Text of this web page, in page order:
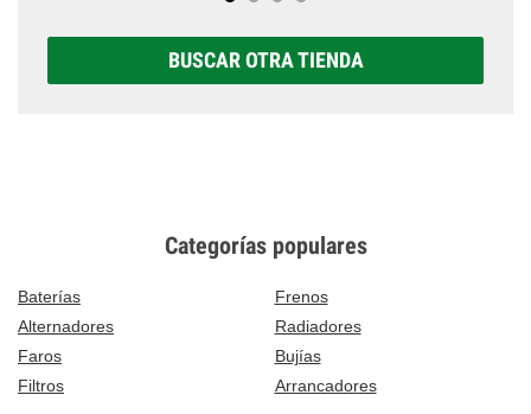
BUSCAR OTRA TIENDA
Categorías populares
Baterías
Frenos
Alternadores
Radiadores
Faros
Bujías
Filtros
Arrancadores